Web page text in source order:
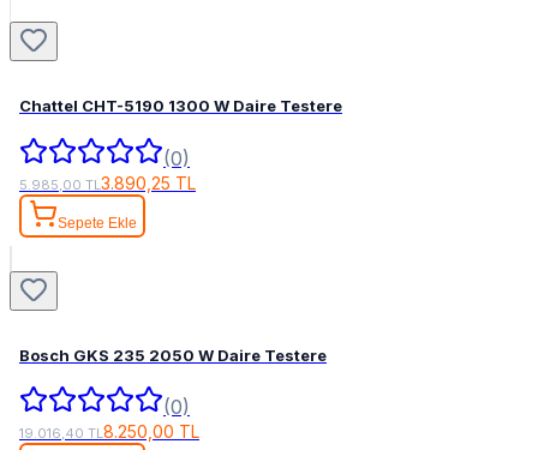
Chattel CHT-5190 1300 W Daire Testere
(0)
5.985,00 TL 3.890,25 TL
Sepete Ekle
Bosch GKS 235 2050 W Daire Testere
(0)
19.016,40 TL8.250,00 TL